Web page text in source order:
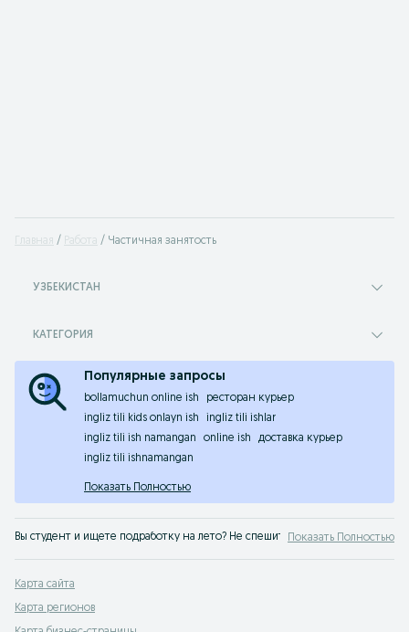
Главная Работа Частичная занятость
УЗБЕКИСТАН
КАТЕГОРИЯ
Популярные запросы
bollamuchun online ish
ресторан курьер
ingliz tili kids onlayn ish
ingliz tili ishlar
ingliz tili ish namangan
online ish
доставка курьер
ingliz tili ishnamangan
Показать Полностью
Вы студент и ищете подработку на лето? Не спешите вводить в поисковую
Работа с частичной занятостью на OLX.uz
В предложения работы с неполной занятостью попадают абсолютно
Работа на дому — простой способ увеличить
Показать Полностью
Карта сайта
Карта регионов